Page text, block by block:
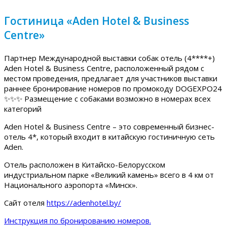
Гостиница «Aden Hotel & Business
Centre»
Партнер Международной выставки собак отель (4****+)
Aden Hotel & Business Centre, расположенный рядом с
местом проведения, предлагает для участников выставки
раннее бронирование номеров по промокоду DOGEXPO24
✨✨✨ Размещение с собаками возможно в номерах всех
категорий
Aden Hotel & Business Centre – это современный бизнес-
отель 4*, который входит в китайскую гостиничную сеть
Aden.
Отель расположен в Китайско-Белорусском
индустриальном парке «Великий камень» всего в 4 км от
Национального аэропорта «Минск».
Сайт отеля https://adenhotel.by/
Инструкция по бронированию номеров.